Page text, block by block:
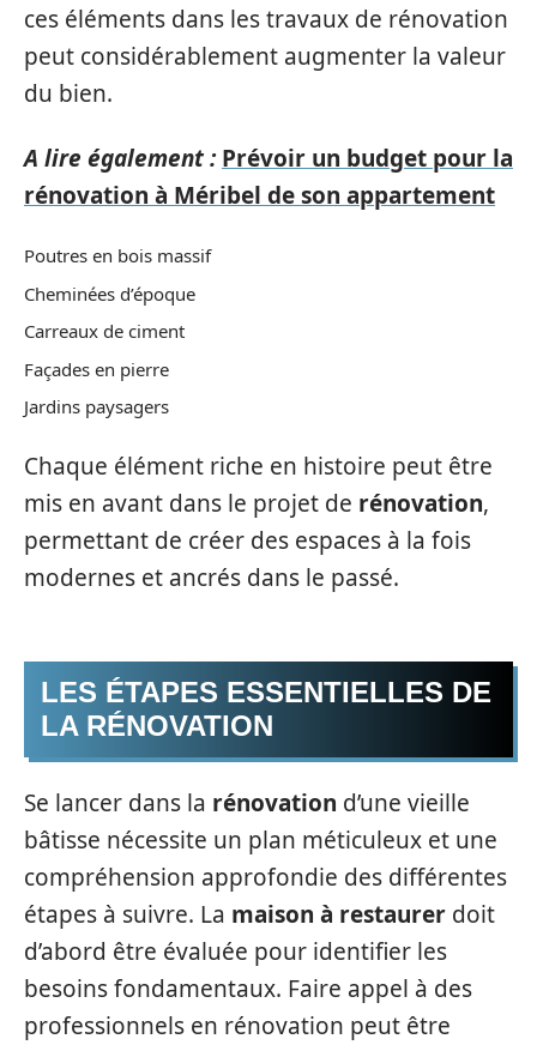
ces éléments dans les travaux de rénovation
peut considérablement augmenter la valeur
du bien.
A lire également : Prévoir un budget pour la
rénovation à Méribel de son appartement
Poutres en bois massif
Cheminées d’époque
Carreaux de ciment
Façades en pierre
Jardins paysagers
Chaque élément riche en histoire peut être
mis en avant dans le projet de rénovation,
permettant de créer des espaces à la fois
modernes et ancrés dans le passé.
LES ÉTAPES ESSENTIELLES DE
LA RÉNOVATION
Se lancer dans la rénovation d’une vieille
bâtisse nécessite un plan méticuleux et une
compréhension approfondie des différentes
étapes à suivre. La maison à restaurer doit
d’abord être évaluée pour identifier les
besoins fondamentaux. Faire appel à des
professionnels en rénovation peut être